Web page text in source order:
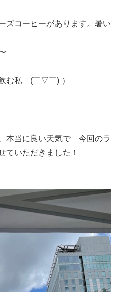
ズコーヒーがあります。暑い
む私 (￣▽￣) ）
本当に良い天気で 今回のラ
ていただきました！